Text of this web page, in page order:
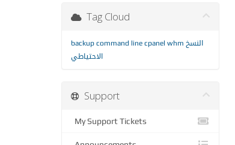
Tag Cloud
backup command line cpanel whm النسخ
الاحتياطي
Support
My Support Tickets